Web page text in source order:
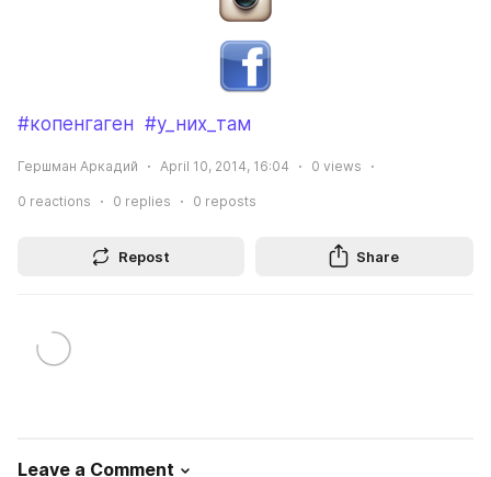
#копенгаген #у_них_там
Гершман Аркадий April 10, 2014, 16:04 0 views
0 reactions 0 replies 0 reposts
Repost Share
Leave a Comment